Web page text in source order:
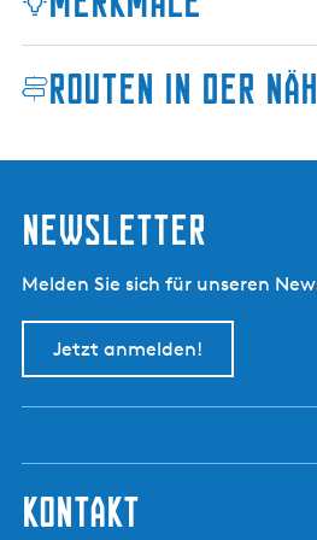
Routen in der
Newsletter
Melden Sie sich für unseren
Jetzt anmelden!
kontakt